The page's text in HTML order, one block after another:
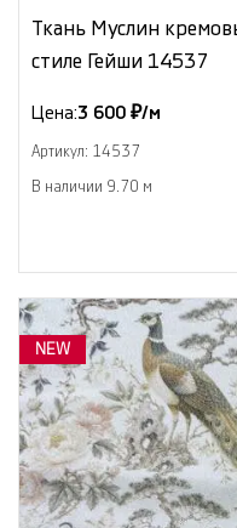
Ткань Муслин
стиле Гейши 14537
Цена:3 600 ₽/м
Артикул: 14537
В наличии 9.70 м
NEW